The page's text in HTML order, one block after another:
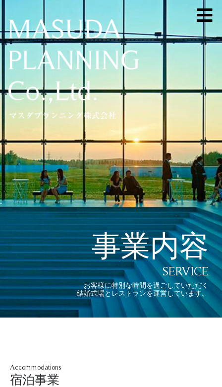
事業内容
SERVICE
お客様に特別な時間を過ごしていただく
結婚式場とレストランを運営しています。
Accommodations
宿泊事業